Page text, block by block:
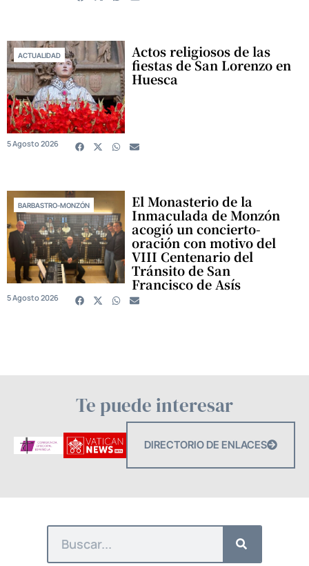
ACTUALIDAD Actos religiosos de las
fiestas de San Lorenzo en
Huesca
5 Agosto 2026
BARBASTRO-MONZÓN El Monasterio de la
Inmaculada de Monzón
acogió un concierto-
oración con motivo del
VIII Centenario del
Tránsito de San
Francisco de Asís
5 Agosto 2026
Te puede interesar
DIRECTORIO DE ENLACES